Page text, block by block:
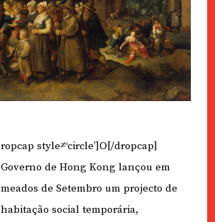
ropcap style≠‘circle’]O[/dropcap]
Governo de Hong Kong lançou em
meados de Setembro um projecto de
habitação social temporária,